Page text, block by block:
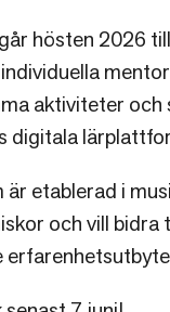
hösten 2026
aktiviteter och
digitala
är etablerad i
och vill